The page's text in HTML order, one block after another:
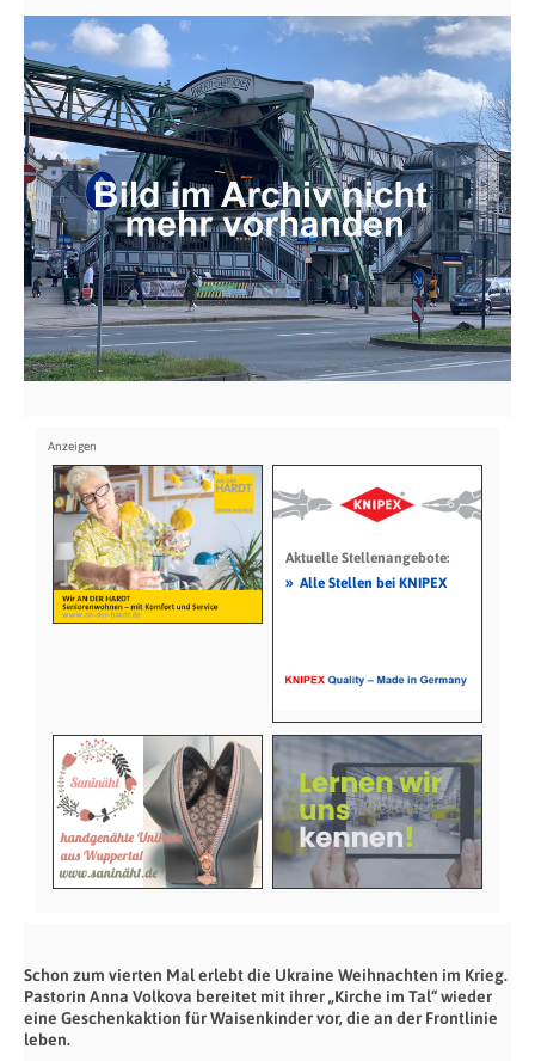
Aktuelle Stellenangebote:
» Alle Stellen bei KNIPEX
Schon zum vierten Mal erlebt die Ukraine Weihnachten im Krieg.
Pastorin Anna Volkova bereitet mit ihrer „Kirche im Tal“ wieder
eine Geschenkaktion für Waisenkinder vor, die an der Frontlinie
leben.